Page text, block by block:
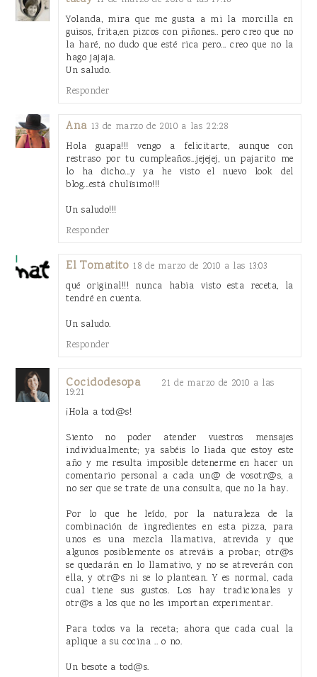
Yolanda, mira que me gusta a mi la morcilla en
guisos, frita,en pizcos con piñones.. pero creo que no
la haré, no dudo que esté rica pero... creo que no la
hago jajaja.
Un saludo.
Responder
Ana 13 de marzo de 2010 a las 22:28
Hola guapa!!! vengo a felicitarte, aunque con
restraso por tu cumpleaños...jejejej, un pajarito me
lo ha dicho...y ya he visto el nuevo look del
blog...está chulísimo!!!
Un saludo!!!
Responder
El Tomatito 18 de marzo de 2010 a las 13:03
qué original!!! nunca habia visto esta receta, la
tendré en cuenta.
Un saludo.
Responder
Cocidodesopa 21 de marzo de 2010 a las
19:21
¡Hola a tod@s!
Siento no poder atender vuestros mensajes
individualmente; ya sabéis lo liada que estoy este
año y me resulta imposible detenerme en hacer un
comentario personal a cada un@ de vosotr@s, a
no ser que se trate de una consulta, que no la hay.
Por lo que he leído, por la naturaleza de la
combinación de ingredientes en esta pizza, para
unos es una mezcla llamativa, atrevida y que
algunos posiblemente os atreváis a probar; otr@s
se quedarán en lo llamativo, y no se atreverán con
ella, y otr@s ni se lo plantean. Y es normal, cada
cual tiene sus gustos. Los hay tradicionales y
otr@s a los que no les importan experimentar.
Para todos va la receta; ahora que cada cual la
aplique a su cocina .. o no.
Un besote a tod@s.